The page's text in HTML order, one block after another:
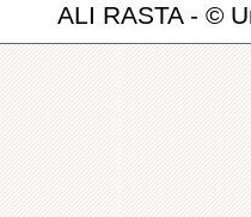
ALI RASTA - ©